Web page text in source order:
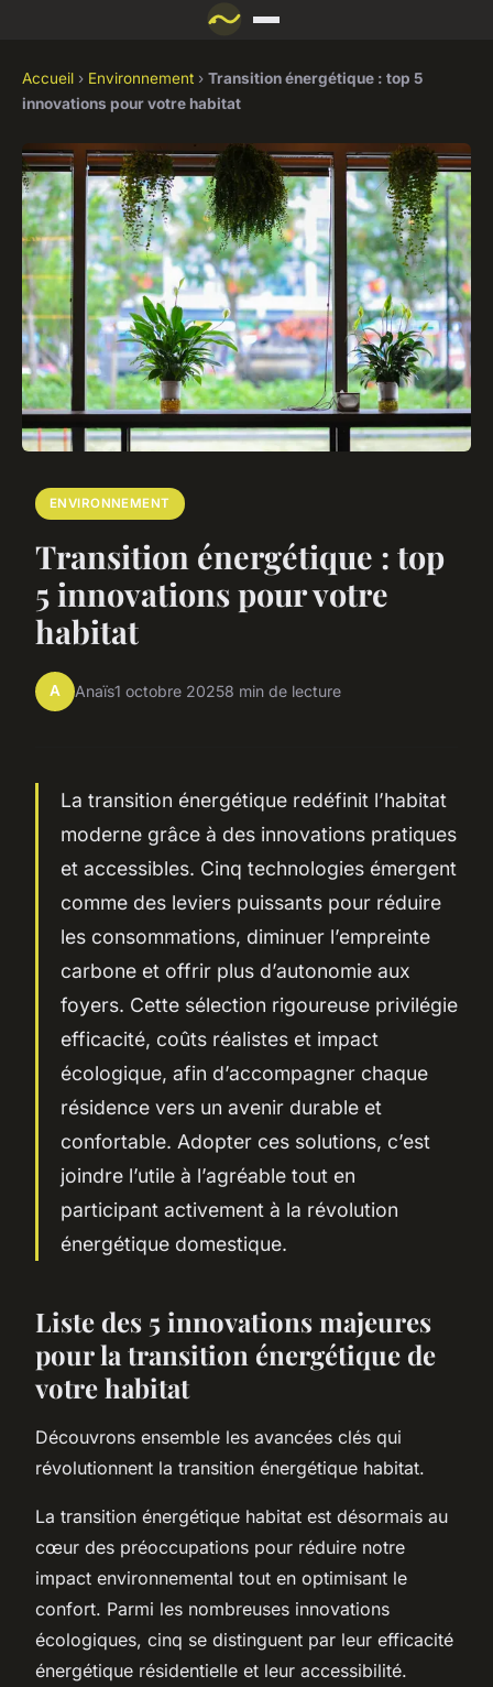
Accueil › Environnement › Transition énergétique : top 5
innovations pour votre habitat
ENVIRONNEMENT
Transition énergétique : top
5 innovations pour votre
habitat
A Anaïs1 octobre 20258 min de lecture
La transition énergétique redéfinit l’habitat
moderne grâce à des innovations pratiques
et accessibles. Cinq technologies émergent
comme des leviers puissants pour réduire
les consommations, diminuer l’empreinte
carbone et offrir plus d’autonomie aux
foyers. Cette sélection rigoureuse privilégie
efficacité, coûts réalistes et impact
écologique, afin d’accompagner chaque
résidence vers un avenir durable et
confortable. Adopter ces solutions, c’est
joindre l’utile à l’agréable tout en
participant activement à la révolution
énergétique domestique.
Liste des 5 innovations majeures
pour la transition énergétique de
votre habitat
Découvrons ensemble les avancées clés qui
révolutionnent la transition énergétique habitat.
La transition énergétique habitat est désormais au
cœur des préoccupations pour réduire notre
impact environnemental tout en optimisant le
confort. Parmi les nombreuses innovations
écologiques, cinq se distinguent par leur efficacité
énergétique résidentielle et leur accessibilité.